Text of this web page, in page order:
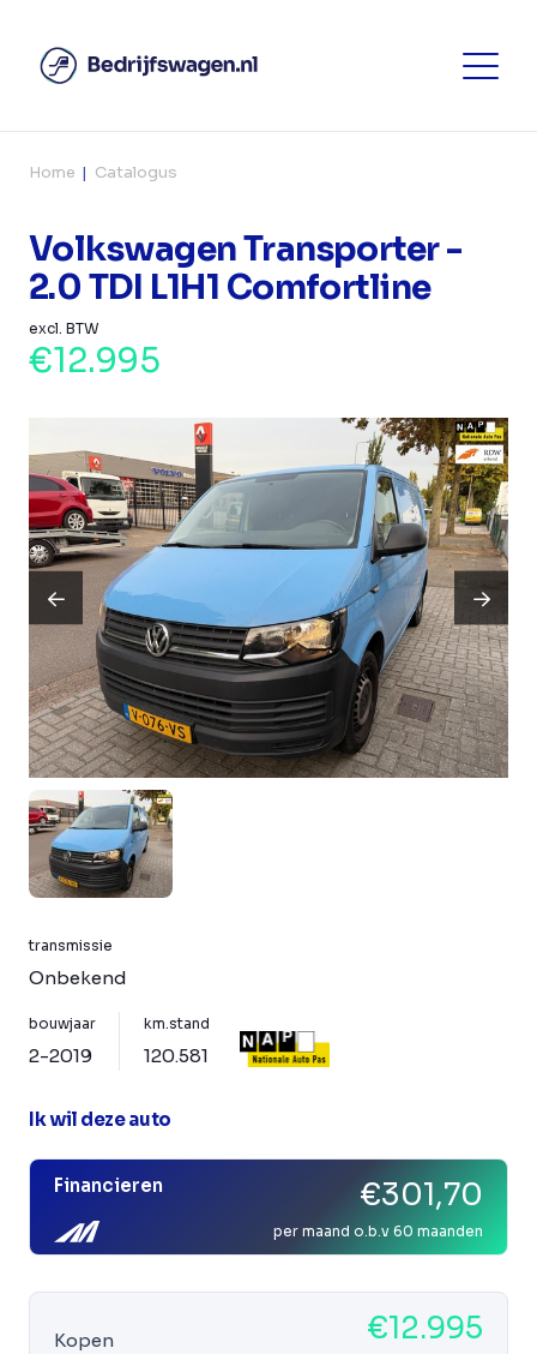
Home Catalogus
Volkswagen Transporter -
2.0 TDI L1H1 Comfortline
excl. BTW
€12.995
transmissie
Onbekend
bouwjaar
2-2019
km.stand
120.581
Ik wil deze auto
Financieren €301,70
per maand o.b.v 60 maanden
Kopen €12.995